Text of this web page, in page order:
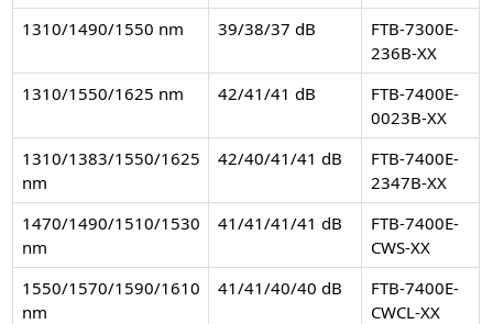
1310/1490/1550 nm
39/38/37 dB
FTB-7300E-
236B-XX
1310/1550/1625 nm
42/41/41 dB
FTB-7400E-
0023B-XX
1310/1383/1550/1625
nm
42/40/41/41 dB
FTB-7400E-
2347B-XX
1470/1490/1510/1530
nm
41/41/41/41 dB
FTB-7400E-
CWS-XX
1550/1570/1590/1610
nm
41/41/40/40 dB
FTB-7400E-
CWCL-XX